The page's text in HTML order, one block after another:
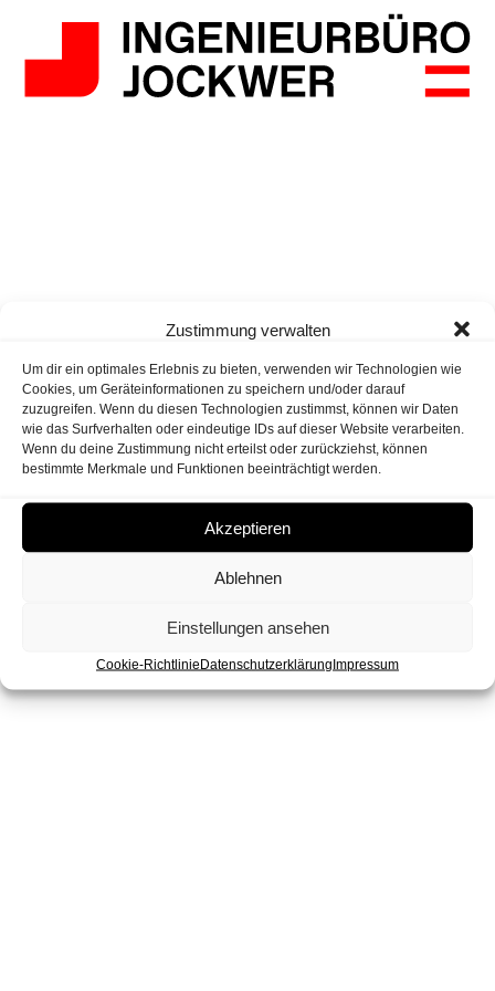
Zustimmung verwalten
Um dir ein optimales Erlebnis zu bieten, verwenden wir Technologien wie
Cookies, um Geräteinformationen zu speichern und/oder darauf
zuzugreifen. Wenn du diesen Technologien zustimmst, können wir Daten
wie das Surfverhalten oder eindeutige IDs auf dieser Website verarbeiten.
Wenn du deine Zustimmung nicht erteilst oder zurückziehst, können
bestimmte Merkmale und Funktionen beeinträchtigt werden.
Akzeptieren
Ablehnen
Einstellungen ansehen
Cookie-RichtlinieDatenschutzerklärungImpressum